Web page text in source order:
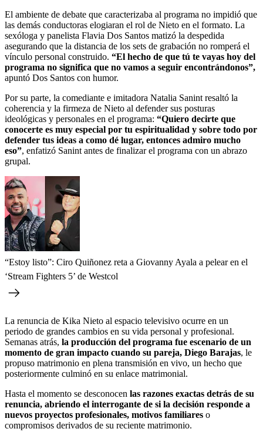
El ambiente de debate que caracterizaba al programa no impidió que
las demás conductoras elogiaran el rol de Nieto en el formato. La
sexóloga y panelista Flavia Dos Santos matizó la despedida
asegurando que la distancia de los sets de grabación no romperá el
vínculo personal construido. “El hecho de que tú te vayas hoy del
programa no significa que no vamos a seguir encontrándonos”,
apuntó Dos Santos con humor.
Por su parte, la comediante e imitadora Natalia Sanint resaltó la
coherencia y la firmeza de Nieto al defender sus posturas
ideológicas y personales en el programa: “Quiero decirte que
conocerte es muy especial por tu espiritualidad y sobre todo por
defender tus ideas a como dé lugar, entonces admiro mucho
eso”, enfatizó Sanint antes de finalizar el programa con un abrazo
grupal.
“Estoy listo”: Ciro Quiñonez reta a Giovanny Ayala a pelear en el
‘Stream Fighters 5’ de Westcol
La renuncia de Kika Nieto al espacio televisivo ocurre en un
periodo de grandes cambios en su vida personal y profesional.
Semanas atrás, la producción del programa fue escenario de un
momento de gran impacto cuando su pareja, Diego Barajas, le
propuso matrimonio en plena transmisión en vivo, un hecho que
posteriormente culminó en su enlace matrimonial.
Hasta el momento se desconocen las razones exactas detrás de su
renuncia, abriendo el interrogante de si la decisión responde a
nuevos proyectos profesionales, motivos familiares o
compromisos derivados de su reciente matrimonio.